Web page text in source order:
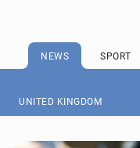
NEWS SPORT
UNITED KINGDOM